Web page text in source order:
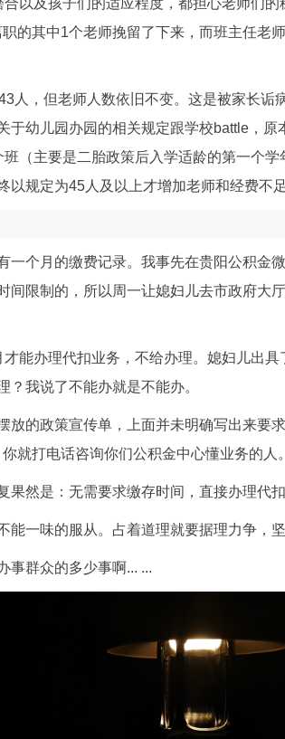
以及孩子们的适应程度，都担心老师们的
的其中1个老师挽留了下来，而班主任老
人，但老师人数依旧不变。这是被家长诟
于幼儿园办园的相关规定跟学校battle，原
（主要是二胎政策后入学适龄的第一个学
规定为45人及以上才增加老师和经费不
一个月的缴费记录。我事先在贵阳公积金
间限制的，所以周一让媳妇儿去市政府大
能办理代扣业务，不给办理。媳妇儿出
？我说了不能办就是不能办。
放的政策宣传单，上面并未明确写出来要
就打电话咨询你们公积金中心懂业务的人。
然是：无需要求缴存时间，直接办理代扣
能一味的服从。占着道理就要据理力争，
事群众的多少事啊... ...